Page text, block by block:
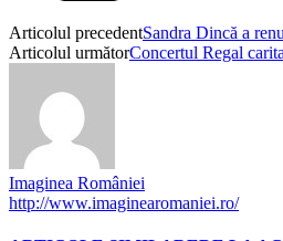
Articolul precedentSandra Dincă a
Articolul următorConcertul Regal
Imaginea României
http://www.imaginearomaniei.ro/